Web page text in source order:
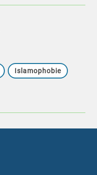
Islamophobie